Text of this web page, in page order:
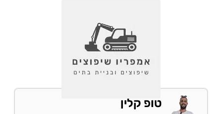
טופ קלין